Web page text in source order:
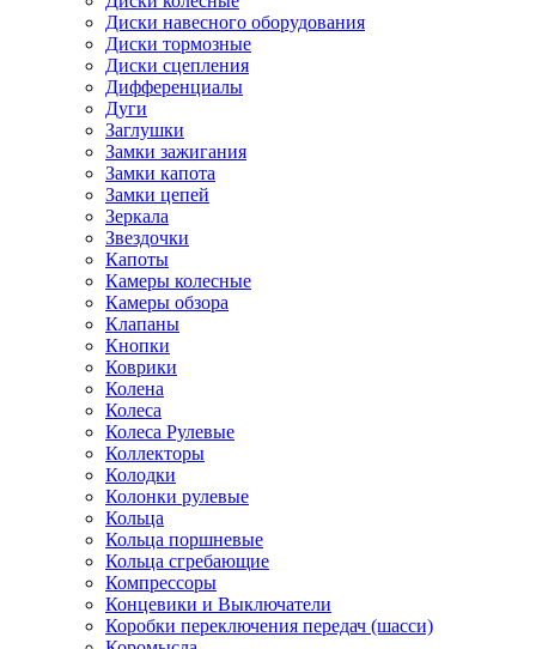
Диски навесного оборудования
Диски тормозные
Диски сцепления
Дифференциалы
Дуги
Заглушки
Замки зажигания
Замки капота
Замки цепей
Зеркала
Звездочки
Капоты
Камеры колесные
Камеры обзора
Клапаны
Кнопки
Коврики
Колена
Колеса
Колеса Рулевые
Коллекторы
Колодки
Колонки рулевые
Кольца
Кольца поршневые
Кольца сгребающие
Компрессоры
Концевики и Выключатели
Коробки переключения передач (шасси)